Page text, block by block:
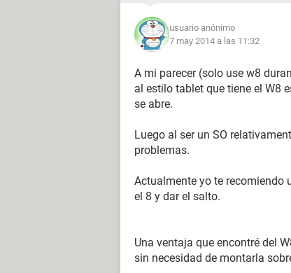
usuario anónimo
7 may 2014 a las 11:32
A mi parecer (solo use w8
al estilo tablet que tiene el W8
se abre.
Luego al ser un SO
problemas.
Actualmente yo te recomiendo
el 8 y dar el salto.
Una ventaja que encontré del
sin necesidad de montarla